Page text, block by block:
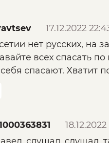
нас нет шовинизма и
выживший
"россиян"
17.12.2022
нет русских, на
всех спасать
спасают. Хватит
18.12.2022
слушал, слушал,